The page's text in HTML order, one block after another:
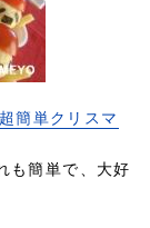
簡単クリスマ
も簡単で、大好